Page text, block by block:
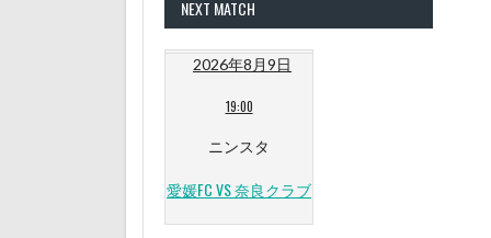
NEXT MATCH
2026年8月9日
19:00
ニンスタ
愛媛FC VS 奈良クラブ